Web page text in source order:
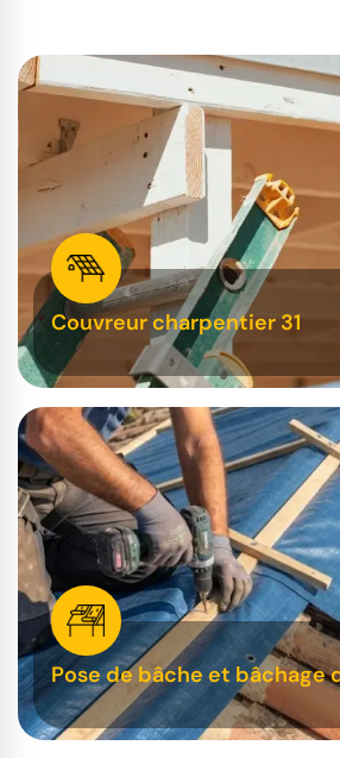
Couvreur charpentier 31
Pose de bâche et bâchage